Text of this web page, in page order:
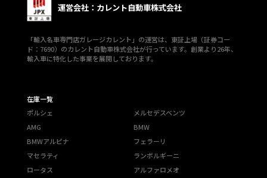
運営会社：カレント自動車株式会社
「輸入名車専門店ガレージカレント」の運営は、東証上場（証券コー
ド：7690）のカレント自動車株式会社が行っています。創業より26年、
輸入車に特化した事業を展開しております。
在庫一覧
ポルシェ
メルセデスベンツ
AMG
BMW
BMWアルピナ
フェラーリ
マセラティ
ランボルギーニ
ロータス
アルファロメオ